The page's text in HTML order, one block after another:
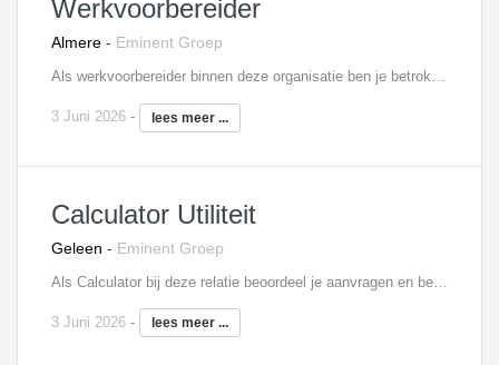
Werkvoorbereider
Almere - Eminent Groep
Als werkvoorbereider binnen deze organisatie ben je betrokken bij bijzondere binnenstedelijke nieuwbouwprojecten. Dit doe je bij een zeer innovatieve organisatie waar continue de nieuwste methodes worden toegepast. In deze rol ben je onder andere verantwoordelijk voor: Het verzorgen en controleren van het tekenwerk Registratie, distributie en archivering van het tekenwerk (in BIM) Je maakt en bewaakt de planning en houdt controle op de financiën Opvragen van offertes en deze vergelijken Je maakt de technische omschirjving van de verkoopdocumentatie Je zorgt voor een optimale informatieoverdracht naar de projectleider Interesse? Neem contact op met Mariëlle Blom, 06 - 18 73 33 65,
3 Juni 2026 - lees meer ...
Calculator Utiliteit
Geleen - Eminent Groep
3 Juni 2026 - lees meer ...